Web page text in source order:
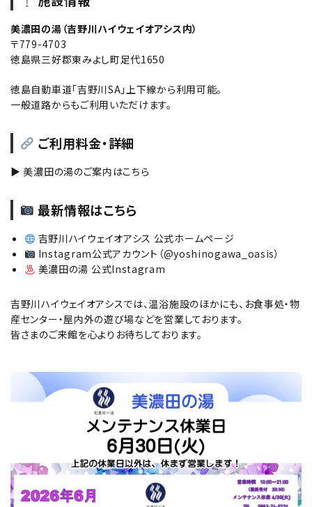
美濃田の湯（吉野川ハイウェイオアシス内）
〒779-4703
徳島県三好郡東みよし町足代1650
徳島自動車道「吉野川SA」上下線から利用可能。
一般道路からもご利用いただけます。
ご利用料金・詳細
▶美濃田の湯のご案内はこちら
最新情報はこちら
吉野川ハイウェイオアシス 公式ホームページ
Instagram公式アカウント（@yoshinogawa_oasis）
美濃田の湯 公式Instagram
吉野川ハイウェイオアシスでは、温浴施設のほかにも、お食事処・物
産センター・屋内外の遊び場などを営業しております。
皆さまのご来館を心よりお待ちしております。